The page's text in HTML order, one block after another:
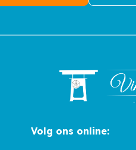
Volg ons online: